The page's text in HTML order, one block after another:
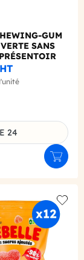
GUM
SANS
HT
l'unité
du produit
24
Add